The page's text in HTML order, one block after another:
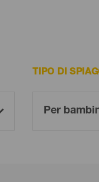
TIPO DI